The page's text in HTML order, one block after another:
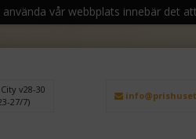
vår webbplats innebär det
v28-30
27/7)